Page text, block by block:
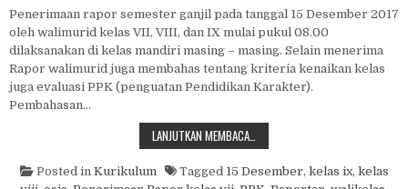
Penerimaan rapor semester ganjil pada tanggal 15 Desember 2017
oleh walimurid kelas VII, VIII, dan IX mulai pukul 08.00
dilaksanakan di kelas mandiri masing – masing. Selain menerima
Rapor walimurid juga membahas tentang kriteria kenaikan kelas
juga evaluasi PPK (penguatan Pendidikan Karakter).
Pembahasan…
LANJUTKAN MEMBACA…
Posted in Kurikulum Tagged 15 Desember, kelas ix, kelas